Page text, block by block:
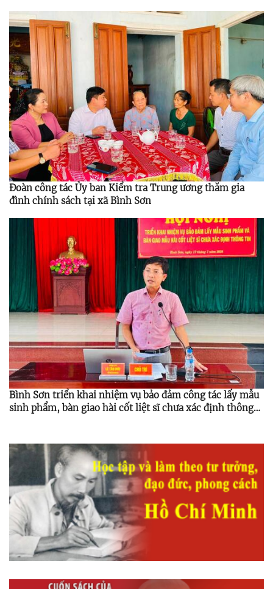
Đoàn công tác Ủy ban Kiểm tra Trung ương thăm gia
đình chính sách tại xã Bình Sơn
Bình Sơn triển khai nhiệm vụ bảo đảm công tác lấy mẫu
sinh phẩm, bàn giao hài cốt liệt sĩ chưa xác định thông